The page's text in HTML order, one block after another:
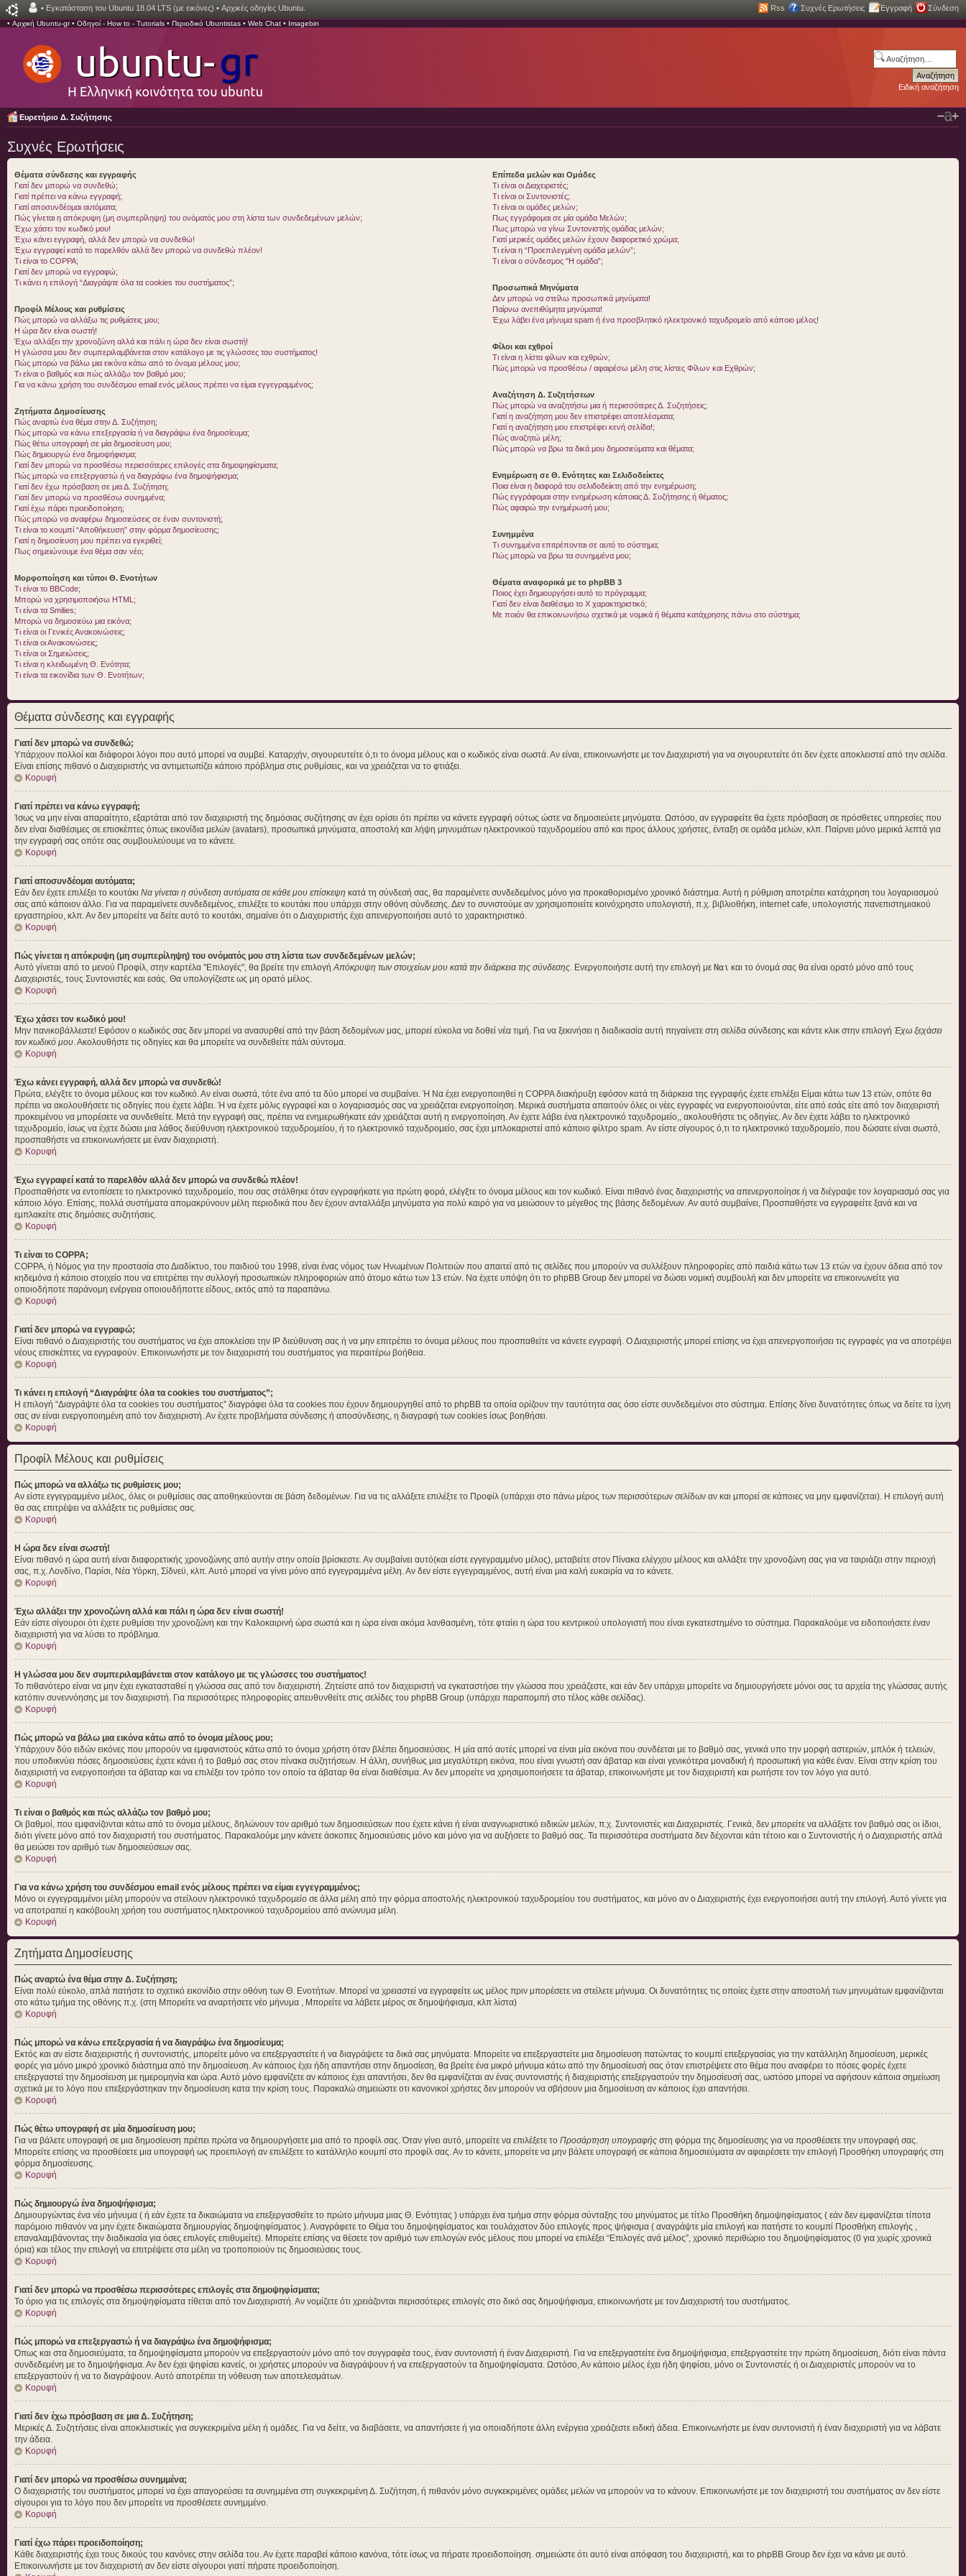
• Εγκατάσταση του Ubuntu 18.04 LTS (με εικόνες) • Αρχικές οδηγίες Ubuntu. Rss Συχνές Ερωτήσεις Εγγραφή Σύνδεση
• Αρχική Ubuntu-gr• Οδηγοί - How to - Tutorials • Περιοδικό Ubuntistas • Web Chat • Imagebin
Ειδική αναζήτηση
Ευρετήριο Δ. Συζήτησης
Συχνές Ερωτήσεις
Θέματα σύνδεσης και εγγραφής
Γιατί δεν μπορώ να συνδεθώ;
Γιατί πρέπει να κάνω εγγραφή;
Γιατί αποσυνδέομαι αυτόματα;
Πώς γίνεται η απόκρυψη (μη συμπερίληψη) του ονόματός μου στη λίστα των συνδεδεμένων μελών;
Έχω χάσει τον κωδικό μου!
Έχω κάνει εγγραφή, αλλά δεν μπορώ να συνδεθώ!
Έχω εγγραφεί κατά το παρελθόν αλλά δεν μπορώ να συνδεθώ πλέον!
Τι είναι το COPPA;
Γιατί δεν μπορώ να εγγραφώ;
Τι κάνει η επιλογή “Διαγράψτε όλα τα cookies του συστήματος”;
Προφίλ Μέλους και ρυθμίσεις
Πώς μπορώ να αλλάξω τις ρυθμίσεις μου;
Η ώρα δεν είναι σωστή!
Έχω αλλάξει την χρονοζώνη αλλά και πάλι η ώρα δεν είναι σωστή!
Η γλώσσα μου δεν συμπεριλαμβάνεται στον κατάλογο με τις γλώσσες του συστήματος!
Πώς μπορώ να βάλω μια εικόνα κάτω από το όνομα μέλους μου;
Τι είναι ο βαθμός και πώς αλλάζω τον βαθμό μου;
Για να κάνω χρήση του συνδέσμου email ενός μέλους πρέπει να είμαι εγγεγραμμένος;
Ζητήματα Δημοσίευσης
Πώς αναρτώ ένα θέμα στην Δ. Συζήτηση;
Πώς μπορώ να κάνω επεξεργασία ή να διαγράψω ένα δημοσίευμα;
Πώς θέτω υπογραφή σε μία δημοσίευση μου;
Πώς δημιουργώ ένα δημοψήφισμα;
Γιατί δεν μπορώ να προσθέσω περισσότερες επιλογές στα δημοψηφίσματα;
Πώς μπορώ να επεξεργαστώ ή να διαγράψω ένα δημοψήφισμα;
Γιατί δεν έχω πρόσβαση σε μια Δ. Συζήτηση;
Γιατί δεν μπορώ να προσθέσω συνημμένα;
Γιατί έχω πάρει προειδοποίηση;
Πώς μπορώ να αναφέρω δημοσιεύσεις σε έναν συντονιστή;
Τι είναι το κουμπί “Αποθήκευση” στην φόρμα δημοσίευσης;
Γιατί η δημοσίευση μου πρέπει να εγκριθεί;
Πως σημειώνουμε ένα θέμα σαν νέο;
Μορφοποίηση και τύποι Θ. Ενοτήτων
Τι είναι το BBCode;
Μπορώ να χρησιμοποιήσω HTML;
Τι είναι τα Smilies;
Μπορώ να δημοσιεύω μια εικόνα;
Τι είναι οι Γενικές Ανακοινώσεις;
Τι είναι οι Ανακοινώσεις;
Τι είναι οι Σημειώσεις;
Τι είναι η κλειδωμένη Θ. Ενότητα;
Τι είναι τα εικονίδια των Θ. Ενοτήτων;
Επίπεδα μελών και Ομάδες
Τι είναι οι Διαχειριστές;
Τι είναι οι Συντονιστές;
Τι είναι οι ομάδες μελών;
Πως εγγράφομαι σε μία ομάδα Μελών;
Πως μπορώ να γίνω Συντονιστής ομάδας μελών;
Γιατί μερικές ομάδες μελών έχουν διαφορετικό χρώμα;
Τι είναι η “Προεπιλεγμένη ομάδα μελών”;
Τι είναι ο σύνδεσμος "Η ομάδα”;
Προσωπικά Μηνύματα
Δεν μπορώ να στείλω προσωπικά μηνύματα!
Παίρνω ανεπιθύμητα μηνύματα!
Έχω λάβει ένα μήνυμα spam ή ένα προσβλητικό ηλεκτρονικό ταχυδρομείο από κάποιο μέλος!
Φίλοι και εχθροί
Τι είναι η λίστα φίλων και εχθρών;
Πώς μπορώ να προσθέσω / αφαιρέσω μέλη στις λίστες Φίλων και Εχθρών;
Αναζήτηση Δ. Συζητήσεων
Πώς μπορώ να αναζητήσω μια ή περισσότερες Δ. Συζητήσεις;
Γιατί η αναζήτηση μου δεν επιστρέφει αποτελέσματα;
Γιατί η αναζήτηση μου επιστρέφει κενή σελίδα!;
Πώς αναζητώ μέλη;
Πώς μπορώ να βρω τα δικά μου δημοσιεύματα και θέματα;
Ενημέρωση σε Θ. Ενότητες και Σελιδοδείκτες
Ποια είναι η διαφορά του σελιδοδείκτη από την ενημέρωση;
Πώς εγγράφομαι στην ενημέρωση κάποιας Δ. Συζήτησης ή θέματος;
Πώς αφαιρώ την ενημέρωσή μου;
Συνημμένα
Τι συνημμένα επιτρέπονται σε αυτό το σύστημα;
Πώς μπορώ να βρω τα συνημμένα μου;
Θέματα αναφορικά με το phpBB 3
Ποιος έχει δημιουργήσει αυτό το πρόγραμμα;
Γιατί δεν είναι διαθέσιμο το Χ χαρακτηριστικό;
Με ποιόν θα επικοινωνήσω σχετικά με νομικά ή θέματα κατάχρησης πάνω στο σύστημα;
Θέματα σύνδεσης και εγγραφής
Γιατί δεν μπορώ να συνδεθώ;
Υπάρχουν πολλοί και διάφοροι λόγοι που αυτό μπορεί να συμβεί. Καταρχήν, σιγουρευτείτε ό,τι το όνομα μέλους και ο κωδικός είναι σωστά. Αν είναι, επικοινωνήστε με τον Διαχειριστή για να σιγουρευτείτε ότι δεν έχετε αποκλειστεί από την σελίδα.
Είναι επίσης πιθανό ο Διαχειριστής να αντιμετωπίζει κάποιο πρόβλημα στις ρυθμίσεις, και να χρειάζεται να το φτιάξει.
Κορυφή
Γιατί πρέπει να κάνω εγγραφή;
Ίσως να μην είναι απαραίτητο, εξαρτάται από τον διαχειριστή της δημόσιας συζήτησης αν έχει ορίσει ότι πρέπει να κάνετε εγγραφή ούτως ώστε να δημοσιεύετε μηνύματα. Ωστόσο, αν εγγραφείτε θα έχετε πρόσβαση σε πρόσθετες υπηρεσίες που
δεν είναι διαθέσιμες σε επισκέπτες όπως εικονίδια μελών (avatars), προσωπικά μηνύματα, αποστολή και λήψη μηνυμάτων ηλεκτρονικού ταχυδρομείου από και προς άλλους χρήστες, ένταξη σε ομάδα μελών, κλπ. Παίρνει μόνο μερικά λεπτά για
την εγγραφή σας οπότε σας συμβουλεύουμε να το κάνετε.
Κορυφή
Γιατί αποσυνδέομαι αυτόματα;
Εάν δεν έχετε επιλέξει το κουτάκι Να γίνεται η σύνδεση αυτόματα σε κάθε μου επίσκεψη κατά τη σύνδεσή σας, θα παραμένετε συνδεδεμένος μόνο για προκαθορισμένο χρονικό διάστημα. Αυτή η ρύθμιση αποτρέπει κατάχρηση του λογαριασμού
σας από κάποιον άλλο. Για να παραμείνετε συνδεδεμένος, επιλέξτε το κουτάκι που υπάρχει στην οθόνη σύνδεσης. Δεν το συνιστούμε αν χρησιμοποιείτε κοινόχρηστο υπολογιστή, π.χ. βιβλιοθήκη, internet cafe, υπολογιστής πανεπιστημιακού
εργαστηρίου, κλπ. Αν δεν μπορείτε να δείτε αυτό το κουτάκι, σημαίνει ότι ο Διαχειριστής έχει απενεργοποιήσει αυτό το χαρακτηριστικό.
Κορυφή
Πώς γίνεται η απόκρυψη (μη συμπερίληψη) του ονόματός μου στη λίστα των συνδεδεμένων μελών;
Αυτό γίνεται από το μενού Προφίλ, στην καρτέλα "Επιλογές", θα βρείτε την επιλογήΑπόκρυψη των στοιχείων μου κατά την διάρκεια της σύνδεσης. Ενεργοποιήστε αυτή την επιλογή με Ναι και το όνομά σας θα είναι ορατό μόνο από τους
Διαχειριστές, τους Συντονιστές και εσάς. Θα υπολογίζεστε ως μη ορατό μέλος.
Κορυφή
Έχω χάσει τον κωδικό μου!
Μην πανικοβάλλεστε! Εφόσον ο κωδικός σας δεν μπορεί να ανασυρθεί από την βάση δεδομένων μας, μπορεί εύκολα να δοθεί νέα τιμή. Για να ξεκινήσει η διαδικασία αυτή πηγαίνετε στη σελίδα σύνδεσης και κάντε κλικ στην επιλογή Έχω ξεχάσει
τον κωδικό μου. Ακολουθήστε τις οδηγίες και θα μπορείτε να συνδεθείτε πάλι σύντομα.
Κορυφή
Έχω κάνει εγγραφή, αλλά δεν μπορώ να συνδεθώ!
Πρώτα, ελέγξτε το όνομα μέλους και τον κωδικό. Αν είναι σωστά, τότε ένα από τα δύο μπορεί να συμβαίνει. Ή Να έχει ενεργοποιηθεί η COPPA διακήρυξη εφόσον κατά τη διάρκεια της εγγραφής έχετε επιλέξει Είμαι κάτω των 13 ετών, οπότε θα
πρέπει να ακολουθήσετε τις οδηγίες που έχετε λάβει. Ή να έχετε μόλις εγγραφεί και ο λογαριασμός σας να χρειάζεται ενεργοποίηση. Μερικά συστήματα απαιτούν όλες οι νέες εγγραφές να ενεργοποιούνται, είτε από εσάς είτε από τον διαχειριστή
προκειμένου να μπορέσετε να συνδεθείτε. Μετά την εγγραφή σας, πρέπει να ενημερωθήκατε εάν χρειάζεται αυτή η ενεργοποίηση. Αν έχετε λάβει ένα ηλεκτρονικό ταχυδρομείο,, ακολουθήστε τις οδηγίες. Αν δεν έχετε λάβει το ηλεκτρονικό
ταχυδρομείο, ίσως να έχετε δώσει μια λάθος διεύθυνση ηλεκτρονικού ταχυδρομείου, ή το ηλεκτρονικό ταχυδρομείο, σας έχει μπλοκαριστεί από κάποιο φίλτρο spam. Αν είστε σίγουρος ό,τι το ηλεκτρονικό ταχυδρομείο, που δώσατε είναι σωστό,
προσπαθήστε να επικοινωνήσετε με έναν διαχειριστή.
Κορυφή
Έχω εγγραφεί κατά το παρελθόν αλλά δεν μπορώ να συνδεθώ πλέον!
Προσπαθήστε να εντοπίσετε το ηλεκτρονικό ταχυδρομείο, που σας στάλθηκε όταν εγγραφήκατε για πρώτη φορά, ελέγξτε το όνομα μέλους και τον κωδικό. Είναι πιθανό ένας διαχειριστής να απενεργοποίησε ή να διέγραψε τον λογαριασμό σας για
κάποιο λόγο. Επίσης, πολλά συστήματα απομακρύνουν μέλη περιοδικά που δεν έχουν ανταλλάξει μηνύματα για πολύ καιρό για να μειώσουν το μέγεθος της βάσης δεδομένων. Αν αυτό συμβαίνει, Προσπαθήστε να εγγραφείτε ξανά και να
εμπλακείτε στις δημόσιες συζητήσεις.
Κορυφή
Τι είναι το COPPA;
COPPA, ή Νόμος για την προστασία στο Διαδίκτυο, του παιδιού του 1998, είναι ένας νόμος των Ηνωμένων Πολιτειών που απαιτεί από τις σελίδες που μπορούν να συλλέξουν πληροφορίες από παιδιά κάτω των 13 ετών να έχουν άδεια από τον
κηδεμόνα ή κάποιο στοιχείο που να επιτρέπει την συλλογή προσωπικών πληροφοριών από άτομο κάτω των 13 ετών. Να έχετε υπόψη ότι το phpBB Group δεν μπορεί να δώσει νομική συμβουλή και δεν μπορείτε να επικοινωνείτε για
οποιοδήποτε παράνομη ενέργεια οποιουδήποττε είδους, εκτός από τα παραπάνω.
Κορυφή
Γιατί δεν μπορώ να εγγραφώ;
Είναι πιθανό ο Διαχειριστής του συστήματος να έχει αποκλείσει την IP διεύθυνση σας ή να μην επιτρέπει το όνομα μέλους που προσπαθείτε να κάνετε εγγραφή. Ο Διαχειριστής μπορεί επίσης να έχει απενεργοποιήσει τις εγγραφές για να αποτρέψει
νέους επισκέπτες να εγγραφούν. Επικοινωνήστε με τον διαχειριστή του συστήματος για περαιτέρω βοήθεια.
Κορυφή
Τι κάνει η επιλογή “Διαγράψτε όλα τα cookies του συστήματος”;
Η επιλογή “Διαγράψτε όλα τα cookies του συστήματος” διαγράφει όλα τα cookies που έχουν δημιουργηθεί από το phpBB τα οποία ορίζουν την ταυτότητα σας όσο είστε συνδεδεμένοι στο σύστημα. Επίσης δίνει δυνατότητες όπως να δείτε τα ίχνη
σας αν είναι ενεργοποιημένη από τον διαχειριστή. Αν έχετε προβλήματα σύνδεσης ή αποσύνδεσης, η διαγραφή των cookies ίσως βοηθήσει.
Κορυφή
Προφίλ Μέλους και ρυθμίσεις
Πώς μπορώ να αλλάξω τις ρυθμίσεις μου;
Αν είστε εγγεγραμμένο μέλος, όλες οι ρυθμίσεις σας αποθηκεύονται σε βάση δεδομένων. Για να τις αλλάξετε επιλέξτε το Προφίλ (υπάρχει στο πάνω μέρος των περισσότερων σελίδων αν και μπορεί σε κάποιες να μην εμφανίζεται). Η επιλογή αυτή
θα σας επιτρέψει να αλλάξετε τις ρυθμίσεις σας.
Κορυφή
Η ώρα δεν είναι σωστή!
Είναι πιθανό η ώρα αυτή είναι διαφορετικής χρονοζώνης από αυτήν στην οποία βρίσκεστε. Αν συμβαίνει αυτό(και είστε εγγεγραμμένο μέλος), μεταβείτε στον Πίνακα ελέγχου μέλους και αλλάξτε την χρονοζώνη σας για να ταιριάζει στην περιοχή
σας, π.χ. Λονδίνο, Παρίσι, Νέα Υόρκη, Σίδνεϋ, κλπ. Αυτό μπορεί να γίνει μόνο από εγγεγραμμένα μέλη. Αν δεν είστε εγγεγραμμένος, αυτή είναι μια καλή ευκαιρία να το κάνετε.
Κορυφή
Έχω αλλάξει την χρονοζώνη αλλά και πάλι η ώρα δεν είναι σωστή!
Εάν είστε σίγουροι ότι έχετε ρυθμίσει την χρονοζώνη και την Καλοκαιρινή ώρα σωστά και η ώρα είναι ακόμα λανθασμένη, τότε φταίει η ώρα του κεντρικού υπολογιστή που είναι εγκατεστημένο το σύστημα. Παρακαλούμε να ειδοποιήσετε έναν
διαχειριστή για να λύσει το πρόβλημα.
Κορυφή
Η γλώσσα μου δεν συμπεριλαμβάνεται στον κατάλογο με τις γλώσσες του συστήματος!
Το πιθανότερο είναι να μην έχει εγκατασταθεί η γλώσσα σας από τον διαχειριστή. Ζητείστε από τον διαχειριστή να εγκαταστήσει την γλώσσα που χρειάζεστε, και εάν δεν υπάρχει μπορείτε να δημιουργήσετε μόνοι σας τα αρχεία της γλώσσας αυτής
κατόπιν συνεννόησης με τον διαχειριστή. Για περισσότερες πληροφορίες απευθυνθείτε στις σελίδες του phpBB Group (υπάρχει παραπομπή στο τέλος κάθε σελίδας).
Κορυφή
Πώς μπορώ να βάλω μια εικόνα κάτω από το όνομα μέλους μου;
Υπάρχουν δύο ειδών εικόνες που μπορούν να εμφανιστούς κάτω από το όνομα χρήστη όταν βλέπει δημοσιεύσεις. Η μία από αυτές μπορεί να είναι μία εικόνα που συνδέεται με το βαθμό σας, γενικά υπο την μορφή αστεριών, μπλόκ ή τελειών,
που υποδικνύει πόσες δημοσιεύσεις έχετε κάνει ή το βαθμό σας στον πίνακα συζητήσεων. Η άλλη, συνήθως μια μεγαλύτερη εικόνα, που είναι γνωστή σαν άβαταρ και είναι γενικότερα μοναδική ή προσωπική για κάθε έναν. Είναι στην κρίση του
διαχειριστή να ενεργοποιήσει τα άβαταρ και να επιλέξει τον τρόπο τον οποίο τα άβαταρ θα είναι διαθέσιμα. Αν δεν μπορείτε να χρησιμοποιήσετε τα άβαταρ, επικοινωνήστε με τον διαχειριστή και ρωτήστε τον τον λόγο για αυτό.
Κορυφή
Τι είναι ο βαθμός και πώς αλλάζω τον βαθμό μου;
Οι βαθμοί, που εμφανίζονται κάτω από το όνομα μέλους, δηλώνουν τον αριθμό των δημοσιεύσεων που έχετε κάνει ή είναι αναγνωριστικό ειδικών μελών, π.χ. Συντονιστές και Διαχειριστές. Γενικά, δεν μπορείτε να αλλάξετε τον βαθμό σας οι ίδιοι,
διότι γίνετε μόνο από τον διαχειριστή του συστήματος. Παρακαλούμε μην κάνετε άσκοπες δημοσιεύσεις μόνο και μόνο για να αυξήσετε το βαθμό σας. Τα περισσότερα συστήματα δεν δέχονται κάτι τέτοιο και ο Συντονιστής ή ο Διαχειριστής απλά
θα μειώσει τον αριθμό των δημοσιεύσεων σας.
Κορυφή
Για να κάνω χρήση του συνδέσμου email ενός μέλους πρέπει να είμαι εγγεγραμμένος;
Μόνο οι εγγεγραμμένοι μέλη μπορούν να στείλουν ηλεκτρονικό ταχυδρομείο σε άλλα μέλη από την φόρμα αποστολής ηλεκτρονικού ταχυδρομείου του συστήματος, και μόνο αν ο Διαχειριστής έχει ενεργοποιήσει αυτή την επιλογή. Αυτό γίνετε για
να αποτραπεί η κακόβουλη χρήση του συστήματος ηλεκτρονικού ταχυδρομείου από ανώνυμα μέλη.
Κορυφή
Ζητήματα Δημοσίευσης
Πώς αναρτώ ένα θέμα στην Δ. Συζήτηση;
Είναι πολύ εύκολο, απλά πατήστε το σχετικό εικονίδιο στην οθόνη των Θ. Ενοτήτων. Μπορεί να χρειαστεί να εγγραφείτε ως μέλος πριν μπορέσετε να στείλετε μήνυμα. Οι δυνατότητες τις οποίες έχετε στην αποστολή των μηνυμάτων εμφανίζονται
στο κάτω τμήμα της οθόνης π.χ. (στη Μπορείτε να αναρτήσετε νέο μήνυμα , Μπορείτε να λάβετε μέρος σε δημοψήφισμα, κλπ λίστα)
Κορυφή
Πώς μπορώ να κάνω επεξεργασία ή να διαγράψω ένα δημοσίευμα;
Εκτός και αν είστε διαχειριστής ή συντονιστής, μπορείτε μόνο να επεξεργαστείτε ή να διαγράψετε τα δικά σας μηνύματα. Μπορείτε να επεξεργαστείτε μια δημοσίευση πατώντας το κουμπί επεξεργασίας για την κατάλληλη δημοσίευση, μερικές
φορές για μόνο μικρό χρονικό διάστημα από την δημοσίευση. Αν κάποιος έχει ήδη απαντήσει στην δημοσίεση, θα βρείτε ένα μικρό μήνυμα κάτω από την δημοσίευσή σας όταν επιστρέψετε στο θέμα που αναφέρει το πόσες φορές έχετε
επεξεργαστεί την δημοσίευση με ημερομηνία και ώρα. Αυτό μόνο εμφανίζετε αν κάποιος έχει απαντήσει, δεν θα εμφανίζεται αν ένας συντονιστής ή διαχειριστής επεξεργαστούν την δημοσίευσή σας, ωστόσο μπορεί να αφήσουν κάποια σημείωση
σχετικά με το λόγο που επεξεργάστηκαν την δημοσίευση κατα την κρίση τους. Παρακαλώ σημειώστε οτι κανονικοί χρήστες δεν μπορούν να σβήσουν μια δημοσίευση αν κάποιος έχει απαντήσει.
Κορυφή
Πώς θέτω υπογραφή σε μία δημοσίευση μου;
Για να βάλετε υπογραφή σε μια δημοσίευση πρέπει πρώτα να δημιουργήσετε μια από το προφίλ σας. Όταν γίνει αυτό, μπορείτε να επιλέξετε το Προσάρτηση υπογραφής στη φόρμα της δημοσίευσης για να προσθέσετε την υπογραφή σας.
Μπορείτε επίσης να προσθέσετε μια υπογραφή ως προεπιλογή αν επιλέξετε το κατάλληλο κουμπί στο προφίλ σας. Αν το κάνετε, μπορείτε να μην βάλετε υπογραφή σε κάποια δημοσιεύματα αν αφαιρέσετε την επιλογή Προσθήκη υπογραφής στη
φόρμα δημοσίευσης.
Κορυφή
Πώς δημιουργώ ένα δημοψήφισμα;
Δημιουργώντας ένα νέο μήνυμα ( ή εάν έχετε τα δικαιώματα να επεξεργασθείτε το πρώτο μήνυμα μιας Θ. Ενότητας ) υπάρχει ένα τμήμα στην φόρμα σύνταξης του μηνύματος με τίτλο Προσθήκη δημοψηφίσματος ( εάν δεν εμφανίζεται τίποτα
παρόμοιο πιθανόν να μην έχετε δικαιώματα δημιουργίας δημοψηφίσματος ). Αναγράφετε το Θέμα του δημοψηφίσματος και τουλάχιστον δύο επιλογές προς ψήφισμα ( αναγράψτε μία επιλογή και πατήστε το κουμπί Προσθήκη επιλογής ,
επαναλαμβάνοντας την διαδικασία για όσες επιλογές επιθυμείτε). Μπορείτε επίσης να θέσετε τον αριθμό των επιλογών ενός μέλους που μπορεί να επιλέξει “Επιλογές ανά μέλος”, χρονικό περιθώριο του δημοψηφίσματος (0 για χωρίς χρονικά
όρια) και τέλος την επιλογή να επιτρέψετε στα μέλη να τροποποιούν τις δημοσιεύσεις τους.
Κορυφή
Γιατί δεν μπορώ να προσθέσω περισσότερες επιλογές στα δημοψηφίσματα;
Το όριο για τις επιλογές στα δημοψηφίσματα τίθεται από τον Διαχειριστή. Αν νομίζετε ότι χρειάζονται περισσότερες επιλογές στο δικό σας δημοψήφισμα, επικοινωνήστε με τον Διαχειριστή του συστήματος.
Κορυφή
Πώς μπορώ να επεξεργαστώ ή να διαγράψω ένα δημοψήφισμα;
Όπως και στα δημοσιεύματα, τα δημοψηφίσματα μπορούν να επεξεργαστούν μόνο από τον συγγραφέα τους, έναν συντονιστή ή έναν Διαχειριστή. Για να επεξεργαστείτε ένα δημοψήφισμα, επεξεργαστείτε την πρώτη δημοσίευση, διότι είναι πάντα
συνδεδεμένη με το δημοψήφισμα. Αν δεν έχει ψηφίσει κανείς, οι χρήστες μπορούν να διαγράψουν ή να επεξεργαστούν τα δημοψηφίσματα. Ωστόσο, Αν κάποιο μέλος έχει ήδη ψηφίσει, μόνο οι Συντονιστές ή οι Διαχειριστές μπορούν να το
επεξεργαστούν ή να το διαγράψουν. Αυτό αποτρέπει τη νόθευση των αποτελεσμάτων.
Κορυφή
Γιατί δεν έχω πρόσβαση σε μια Δ. Συζήτηση;
Μερικές Δ. Συζητήσεις είναι αποκλειστικές για συγκεκριμένα μέλη ή ομάδες. Για να δείτε, να διαβάσετε, να απαντήσετε ή για οποιαδήποτε άλλη ενέργεια χρειάζεστε ειδική άδεια. Επικοινωνήστε με έναν συντονιστή ή έναν διαχειριστή για να λάβατε
την άδεια.
Κορυφή
Γιατί δεν μπορώ να προσθέσω συνημμένα;
Ο διαχειριστής του συστήματος μπορεί να έχει απαγορεύσει τα συνημμένα στη συγκεκριμένη Δ. Συζήτηση, ή πιθανόν μόνο συγκεκριμένες ομάδες μελών να μπορούν να το κάνουν. Επικοινωνήστε με τον διαχειριστή του συστήματος αν δεν είστε
σίγουροι για το λόγο που δεν μπορείτε να προσθέσετε συνημμένο.
Κορυφή
Γιατί έχω πάρει προειδοποίηση;
Κάθε διαχειριστής έχει τους δικούς του κανόνες στην σελίδα του. Αν έχετε παραβεί κάποιο κανόνα, τότε ίσως να πήρατε προειδοποίηση. σημειώστε ότι αυτό είναι απόφαση του διαχειριστή, και το phpBB Group δεν έχει να κάνει με αυτό.
Επικοινωνήστε με τον διαχειριστή αν δεν είστε σίγουροι γιατί πήρατε προειδοποίηση.